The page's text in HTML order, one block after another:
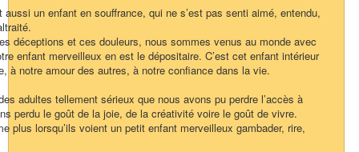
un enfant en souffrance, qui ne s’est pas senti aimé, entendu,
déceptions et ces douleurs, nous sommes venus au monde avec
enfant merveilleux en est le dépositaire. C’est cet enfant intérieur
à notre amour des autres, à notre confiance dans la vie.
adultes tellement sérieux que nous avons pu perdre l’accès à
perdu le goût de la joie, de la créativité voire le goût de vivre.
plus lorsqu’ils voient un petit enfant merveilleux gambader, rire,